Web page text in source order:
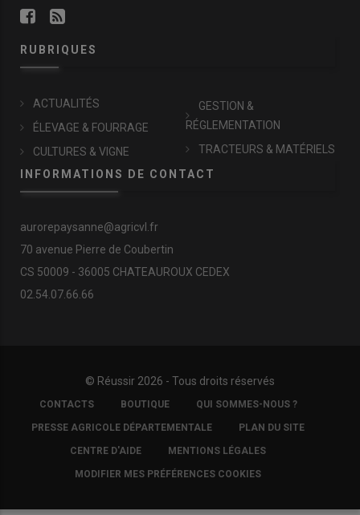
RUBRIQUES
ACTUALITÉS
ÉLEVAGE & FOURRAGE
CULTURES & VIGNE
GESTION &
RÉGLEMENTATION
TRACTEURS & MATÉRIELS
INFORMATIONS DE CONTACT
aurorepaysanne@agricvl.fr
70 avenue Pierre de Coubertin
CS 50009 - 36005 CHATEAUROUX CEDEX
02.54.07.66.66
© Réussir 2026 - Tous droits réservés
FOOTER
COPYRIGHT
CONTACTS BOUTIQUE QUI SOMMES-NOUS ?
PRESSE AGRICOLE DÉPARTEMENTALE PLAN DU SITE
CENTRE D'AIDE MENTIONS LÉGALES
MODIFIER MES PRÉFÉRENCES COOKIES